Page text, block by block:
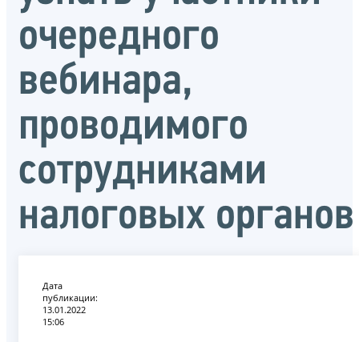
очередного
вебинара,
проводимого
сотрудниками
налоговых органов
Дата
публикации:
13.01.2022
15:06